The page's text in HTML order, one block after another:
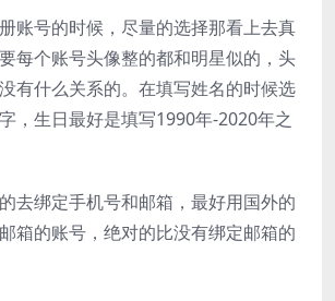
账号的时候，尽量的选择那看上去真
每个账号头像整的都和明星似的，头
有什么关系的。在填写姓名的时候选
，生日最好是填写1990年-2020年之
去绑定手机号和邮箱，最好用国外的
箱的账号，绝对的比没有绑定邮箱的